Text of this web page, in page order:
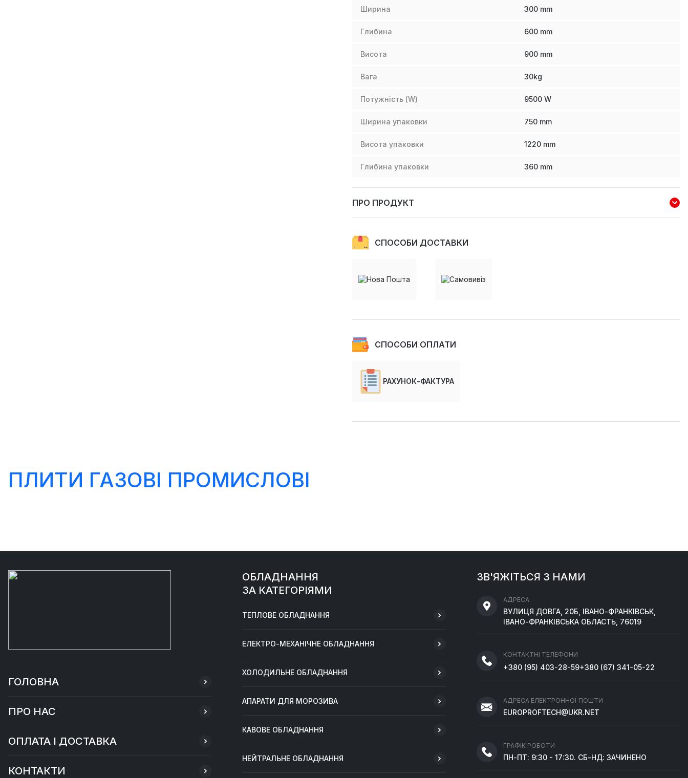
Ширина 300 mm
Глибина 600 mm
Висота 900 mm
Вага 30kg
Потужність (W) 9500 W
Ширина упаковки 750 mm
Висота упаковки 1220 mm
Глибина упаковки 360 mm
ПРО ПРОДУКТ
СПОСОБИ ДОСТАВКИ
СПОСОБИ ОПЛАТИ
РАХУНОК-ФАКТУРА
ПЛИТИ ГАЗОВІ ПРОМИСЛОВІ
ГОЛОВНА
ПРО НАС
ОПЛАТА І ДОСТАВКА
КОНТАКТИ
ОБЛАДНАННЯ
ЗА КАТЕГОРІЯМИ
ТЕПЛОВЕ ОБЛАДНАННЯ
ЕЛЕКТРО-МЕХАНІЧНЕ ОБЛАДНАННЯ
ХОЛОДИЛЬНЕ ОБЛАДНАННЯ
АПАРАТИ ДЛЯ МОРОЗИВА
КАВОВЕ ОБЛАДНАННЯ
НЕЙТРАЛЬНЕ ОБЛАДНАННЯ
ЗВ'ЯЖІТЬСЯ З НАМИ
АДРЕСА
ВУЛИЦЯ ДОВГА, 20Б, ІВАНО-ФРАНКІВСЬК,
ІВАНО-ФРАНКІВСЬКА ОБЛАСТЬ, 76019
КОНТАКТНІ ТЕЛЕФОНИ
+380 (95) 403-28-59+380 (67) 341-05-22
АДРЕСА ЕЛЕКТРОННОЇ ПОШТИ
EUROPROFTECH@UKR.NET
ГРАФІК РОБОТИ
ПН-ПТ: 9:30 - 17:30. СБ-НД: ЗАЧИНЕНО